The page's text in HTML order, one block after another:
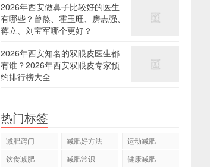
2026年西安做鼻子比较好的医生
有哪些？曾熬、霍玉旺、房志强、
蒋立、刘宝军哪个更好？
2026年西安知名的双眼皮医生都
有谁？2026年西安双眼皮专家预
约排行榜大全
热门标签
减肥窍门 减肥好方法
运动减肥
饮食减肥
减肥常识
健康减肥